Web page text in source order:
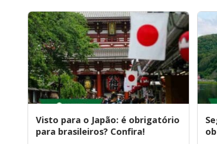
Visto para o Japão: é obrigatório
para brasileiros? Confira!